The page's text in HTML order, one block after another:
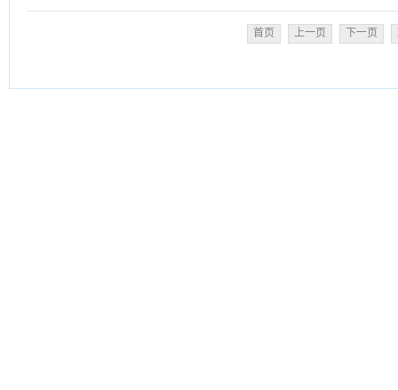
首页 上一页 下一页